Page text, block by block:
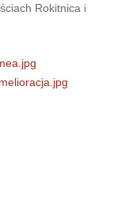
Rokitnica i